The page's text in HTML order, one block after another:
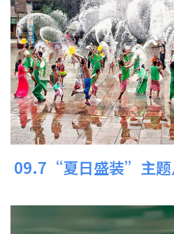
09.7“夏日盛装”主题